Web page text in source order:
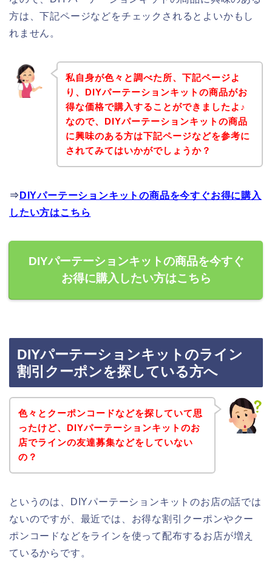
方は、下記ページなどをチェックされるとよいかもし
れません。
私自身が色々と調べた所、下記ページよ
り、DIYパーテーションキットの商品がお
得な価格で購入することができましたよ♪
なので、DIYパーテーションキットの商品
に興味のある方は下記ページなどを参考に
されてみてはいかがでしょうか？
⇒ DIYパーテーションキットの商品を今すぐお得に購入
したい方はこちら
DIYパーテーションキットの商品を今すぐ
お得に購入したい方はこちら
DIYパーテーションキットのライン
割引クーポンを探している方へ
色々とクーポンコードなどを探していて思
ったけど、DIYパーテーションキットのお
店でラインの友達募集などをしていない
の？
というのは、DIYパーテーションキットのお店の話では
ないのですが、最近では、お得な割引クーポンやクー
ポンコードなどをラインを使って配布するお店が増え
ているからです。